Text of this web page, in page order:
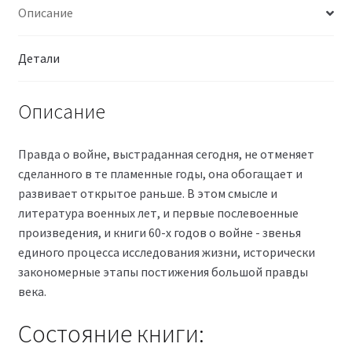
Описание
Детали
Описание
Правда о войне, выстраданная сегодня, не отменяет
сделанного в те пламенные годы, она обогащает и
развивает открытое раньше. В этом смысле и
литература военных лет, и первые послевоенные
произведения, и книги 60-х годов о войне - звенья
единого процесса исследования жизни, исторически
закономерные этапы постижения большой правды
века.
Состояние книги: